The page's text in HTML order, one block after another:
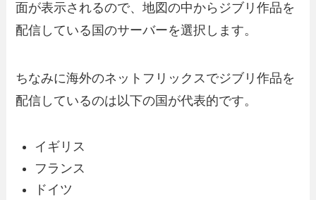
面が表示されるので、地図の中からジブリ作品を
配信している国のサーバーを選択します。
ちなみに海外のネットフリックスでジブリ作品を
配信しているのは以下の国が代表的です。
イギリス
フランス
ドイツ